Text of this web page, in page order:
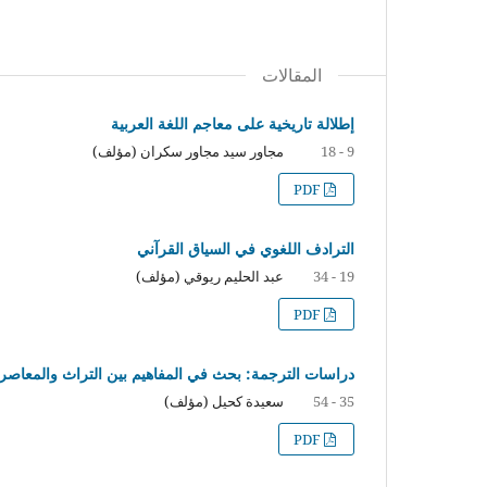
المقالات
إطلالة تاريخية على معاجم اللغة العربية
مجاور سيد مجاور سكران (مؤلف)
9 - 18
الترادف اللغوي في السياق القرآني
عبد الحليم ريوقي (مؤلف)
19 - 34
دراسات الترجمة: بحث في المفاهيم بين التراث
سعيدة كحيل (مؤلف)
35 - 54